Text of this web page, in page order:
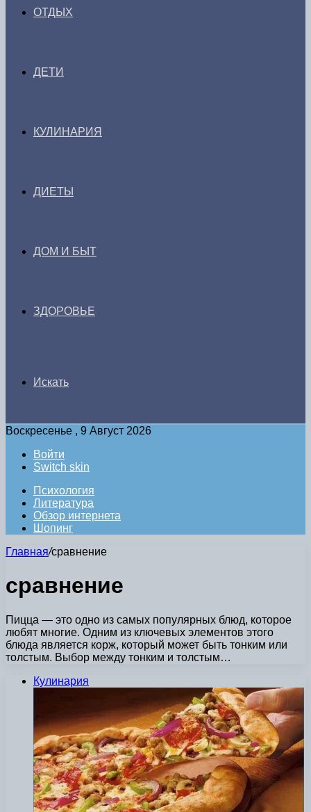
ОТДЫХ
ДЕТИ
КУЛИНАРИЯ
ДИЕТЫ
ДОМ И БЫТ
ЗДОРОВЬЕ
Искать
Воскресенье , 9 Август 2026
Войти
Switch skin
Психология
Литература
Обзор интернета
Шопинг
Главная/сравнение
сравнение
Пицца — это одно из самых популярных блюд, которое
любят многие. Одним из ключевых элементов этого
блюда является корж, который может быть тонким или
толстым. Выбор между тонким и толстым…
Кулинария